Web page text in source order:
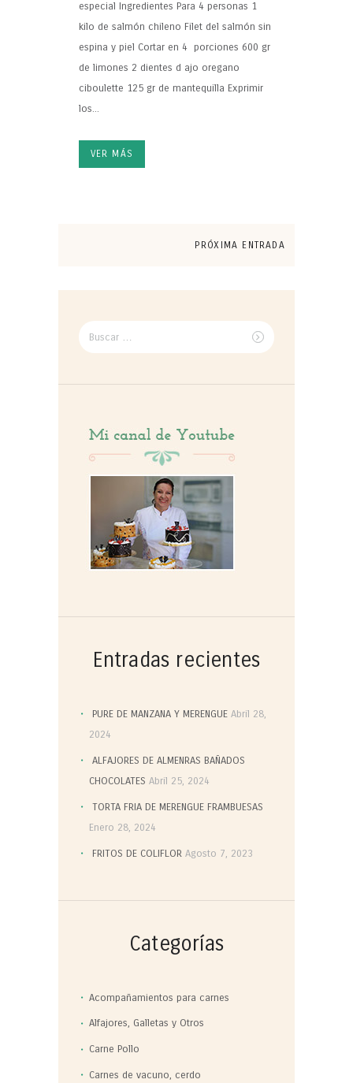
especial Ingredientes Para 4 personas 1
kilo de salmón chileno Filet del salmón sin
espina y piel Cortar en 4 porciones 600 gr
de limones 2 dientes d ajo oregano
ciboulette 125 gr de mantequilla Exprimir
los...
VER MÁS
PRÓXIMA ENTRADA
Buscar
por:
Entradas recientes
PURE DE MANZANA Y MERENGUE Abril 28,
2024
ALFAJORES DE ALMENRAS BAÑADOS
CHOCOLATES Abril 25, 2024
TORTA FRIA DE MERENGUE FRAMBUESAS
Enero 28, 2024
FRITOS DE COLIFLOR Agosto 7, 2023
Categorías
Acompañamientos para carnes
Alfajores, Galletas y Otros
Carne Pollo
Carnes de vacuno, cerdo